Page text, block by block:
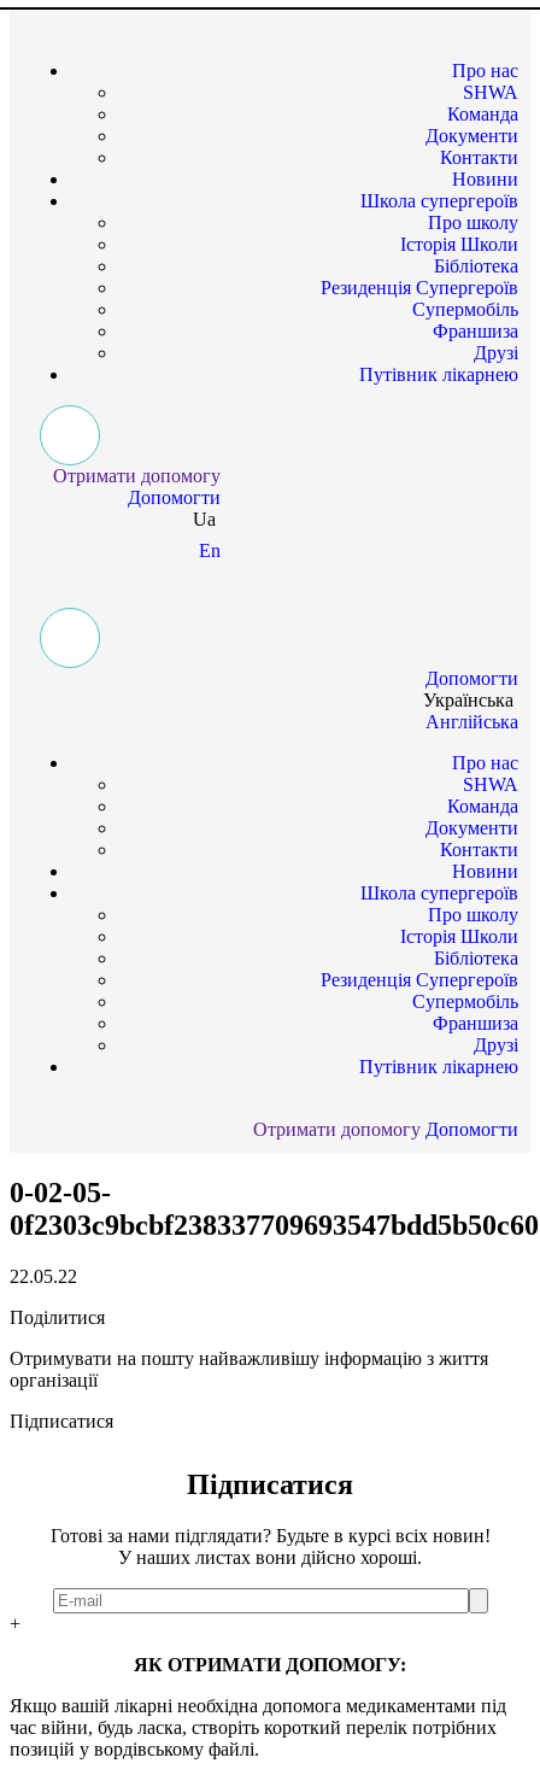
Про нас
SHWA
Команда
Документи
Контакти
Новини
Школа супергероїв
Про школу
Історія Школи
Бібліотека
Резиденція Супергероїв
Супермобіль
Франшиза
Друзі
Путівник лікарнею
Отримати допомогу
Допомогти
Ua
En
Допомогти
Українська
Англійська
Про нас
SHWA
Команда
Документи
Контакти
Новини
Школа супергероїв
Про школу
Історія Школи
Бібліотека
Резиденція Супергероїв
Супермобіль
Франшиза
Друзі
Путівник лікарнею
Отримати допомогу Допомогти
0-02-05-
22.05.22
Поділитися
Отримувати на пошту найважливішу інформацію з життя
організації
Підписатися
Підписатися
Готові за нами підглядати? Будьте в курсі всіх новин!
У наших листах вони дійсно хороші.
+
ЯК ОТРИМАТИ ДОПОМОГУ:
Якщо вашій лікарні необхідна допомога медикаментами під
час війни, будь ласка, створіть короткий перелік потрібних
позицій у вордівському файлі.